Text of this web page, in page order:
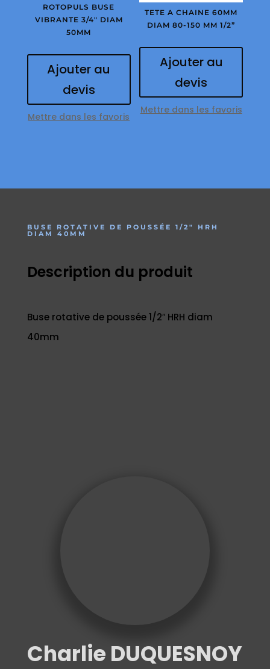
ROTOPULS BUSE
VIBRANTE 3/4″ DIAM
50MM
Ajouter au
devis
Mettre dans les favoris
TETE A CHAINE 60MM
DIAM 80-150 MM 1/2”
Ajouter au
devis
Mettre dans les favoris
BUSE ROTATIVE DE POUSSÉE 1/2″ HRH
DIAM 40MM
Description du produit
Buse rotative de poussée 1/2″ HRH diam
40mm
Charlie DUQUESNOY